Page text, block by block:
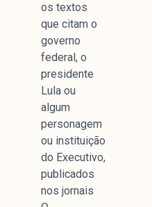
os textos
que citam o
governo
federal, o
presidente
Lula ou
algum
personagem
ou instituição
do Executivo,
publicados
nos jornais